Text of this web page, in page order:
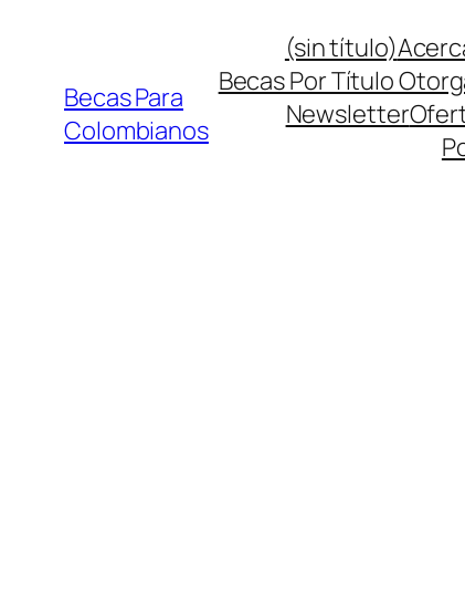
contenido
Becas Para
Colombianos
(sin título)
Becas Por Título
Newsletter